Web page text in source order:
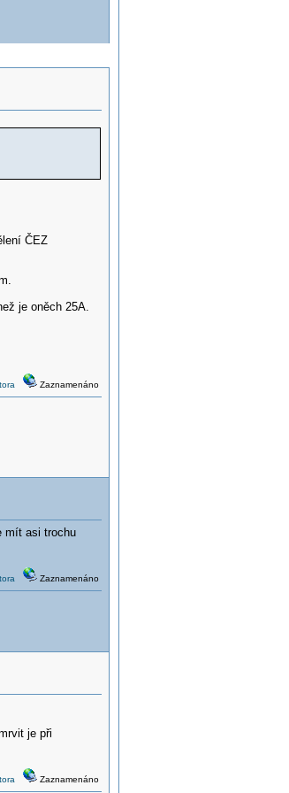
ČEZ
je oněch 25A.
Zaznamenáno
mít asi trochu
Zaznamenáno
je při
Zaznamenáno